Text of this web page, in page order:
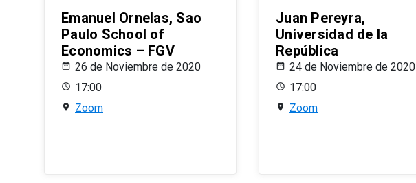
Emanuel Ornelas, Sao
Paulo School of
Economics – FGV
26 de Noviembre de 2020
17:00
Zoom
Juan Pereyra,
Universidad de la
República
24 de Noviembre de 2020
17:00
Zoom